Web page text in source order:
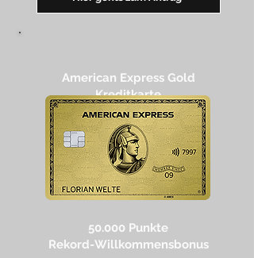
American Express Gold
Kreditkarte
50.000 Punkte
Rekord-Willkommensbonus